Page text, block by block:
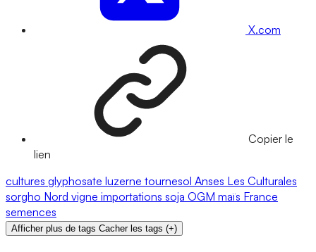
X.com
Copier le
lien
cultures glyphosate luzerne tournesol Anses Les Culturales
sorgho Nord vigne importations soja OGM maïs France
semences
Afficher plus de tags Cacher les tags (+)